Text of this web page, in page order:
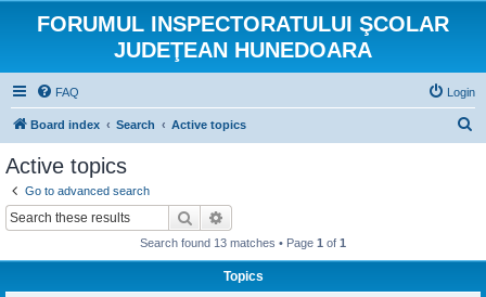
FORUMUL INSPECTORATULUI ŞCOLAR
JUDEŢEAN HUNEDOARA
FAQ Login
Board index Search Active topics
Active topics
Go to advanced search
Search
Search found 13 matches • Page 1 of 1
Topics